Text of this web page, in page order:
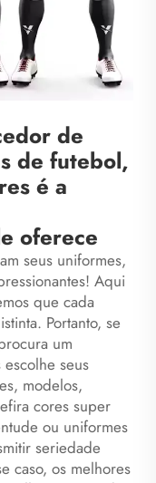
de
de futebol,
é a
oferece
seus uniformes,
Aqui
que cada
Portanto, se
um
seus
modelos,
cores super
ou uniformes
seriedade
caso, os melhores